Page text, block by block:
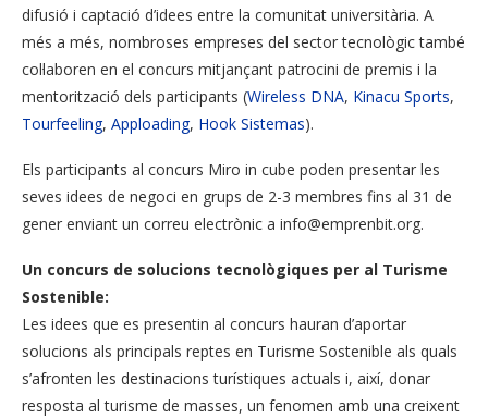
difusió i captació d’idees entre la comunitat universitària. A
més a més, nombroses empreses del sector tecnològic també
col·laboren en el concurs mitjançant patrocini de premis i la
mentorització dels participants (Wireless DNA, Kinacu Sports,
Tourfeeling, Apploading, Hook Sistemas).
Els participants al concurs Miro in cube poden presentar les
seves idees de negoci en grups de 2-3 membres fins al 31 de
gener enviant un correu electrònic a info@emprenbit.org.
Un concurs de solucions tecnològiques per al Turisme
Sostenible:
Les idees que es presentin al concurs hauran d’aportar
solucions als principals reptes en Turisme Sostenible als quals
s’afronten les destinacions turístiques actuals i, així, donar
resposta al turisme de masses, un fenomen amb una creixent